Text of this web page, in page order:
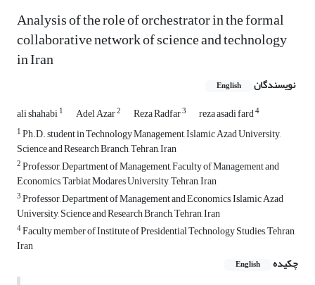
Analysis of the role of orchestrator in the formal
collaborative network of science and technology
in Iran
نویسندگان English
ali shahabi1 Adel Azar2 Reza Radfar3 reza asadi fard4
1Ph.D. student in Technology Management, Islamic Azad University,
Science and Research Branch, Tehran, Iran
2Professor, Department of Management, Faculty of Management and
Economics, Tarbiat Modares University, Tehran, Iran
3Professor, Department of Management and Economics, Islamic Azad
University, Science and Research Branch, Tehran, Iran
4Faculty member of Institute of Presidential Technology Studies, Tehran,
Iran
چکیده
English